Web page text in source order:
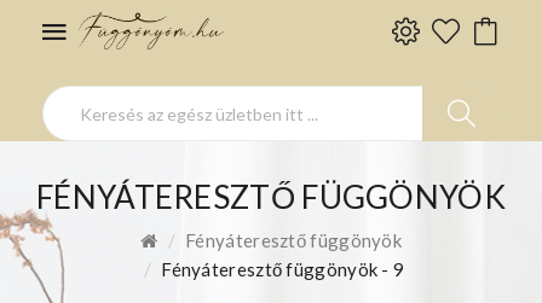
FÉNYÁTERESZTŐ FÜGGÖNYÖK
Fényáteresztő függönyök
Fényáteresztő függönyök - 9